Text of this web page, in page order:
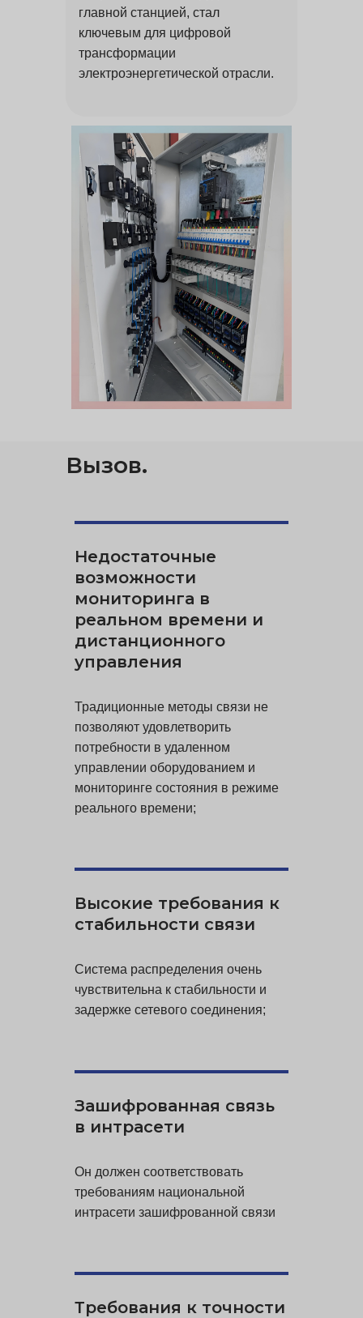
главной станцией, стал
ключевым для цифровой
трансформации
электроэнергетической отрасли.
Вызов.
Недостаточные
возможности
мониторинга в
реальном времени и
дистанционного
управления
Традиционные методы связи не
позволяют удовлетворить
потребности в удаленном
управлении оборудованием и
мониторинге состояния в режиме
реального времени;
Высокие требования к
стабильности связи
Система распределения очень
чувствительна к стабильности и
задержке сетевого соединения;
Зашифрованная связь
в интрасети
Он должен соответствовать
требованиям национальной
интрасети зашифрованной связи
Требования к точности